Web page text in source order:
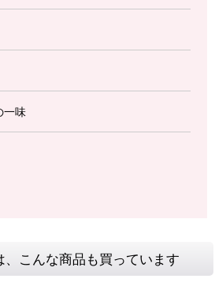
一味
、こんな商品も買っています